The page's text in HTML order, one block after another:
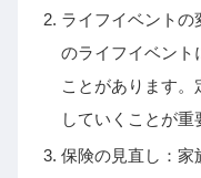
ライフイベント
のライフイベント
ことがあります
していくことが重
保険の見直し：家